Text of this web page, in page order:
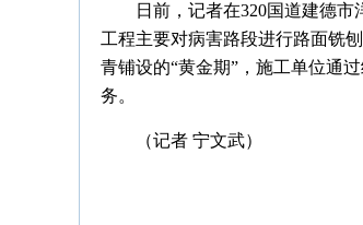
日前，记者在320国道建德
工程主要对病害路段进行路面铣
青铺设的“黄金期”，施工单位通
务。
（记者 宁文武）